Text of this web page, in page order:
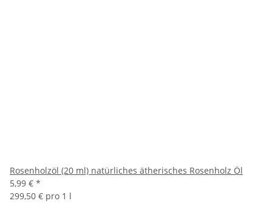
Rosenholzöl (20 ml) natürliches ätherisches Rosenholz Öl
5,99 € *
299,50 € pro 1 l